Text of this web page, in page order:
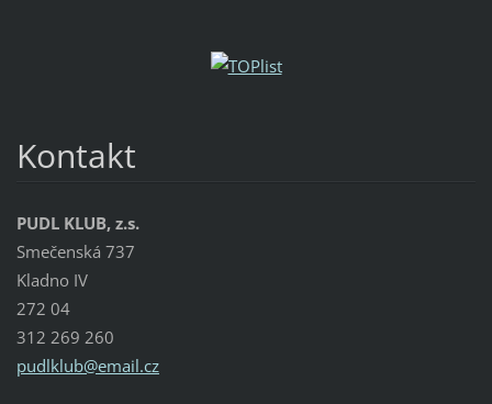
Kontakt
PUDL KLUB, z.s.
Smečenská 737
Kladno IV
272 04
312 269 260
pudlklub@email.cz